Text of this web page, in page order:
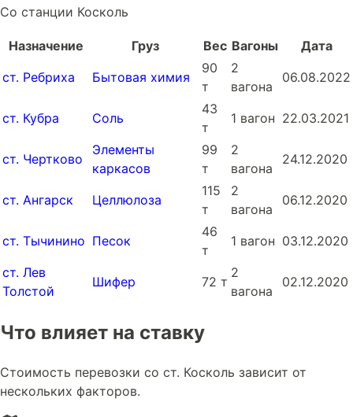
Со станции Коскoль
Назначение Груз Вес Вагоны
Дата
ст. Ребриха
Бытовая химия
90
т
2
вагона
06.08.2022
ст. Кубра Соль
43
т
1 вагон 22.03.2021
ст. Чертково
Элементы
каркасов
99
т
2
вагона
24.12.2020
ст. Ангарск Целлюлоза
115
т
2
вагона
06.12.2020
ст. Тычинино Песок
46
т
1 вагон 03.12.2020
ст. Лев
Толстой
Шифер 72 т
2
вагона
02.12.2020
Что влияет на ставку
Стоимость перевозки со ст. Коскoль зависит от
нескольких факторов.